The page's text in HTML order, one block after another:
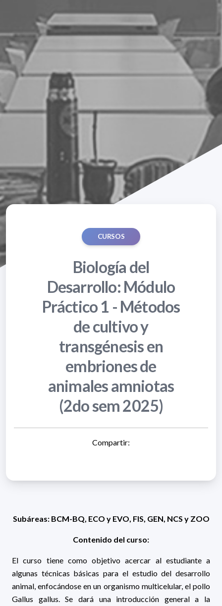
CURSOS
Biología del
Desarrollo: Módulo
Práctico 1 - Métodos
de cultivo y
transgénesis en
embriones de
animales amniotas
(2do sem 2025)
Compartir:
Subáreas: BCM-BQ, ECO y EVO, FIS, GEN, NCS y ZOO
Contenido del curso:
El curso tiene como objetivo acercar al estudiante a
algunas técnicas básicas para el estudio del desarrollo
animal, enfocándose en un organismo multicelular, el pollo
Gallus gallus. Se dará una introducción general a la